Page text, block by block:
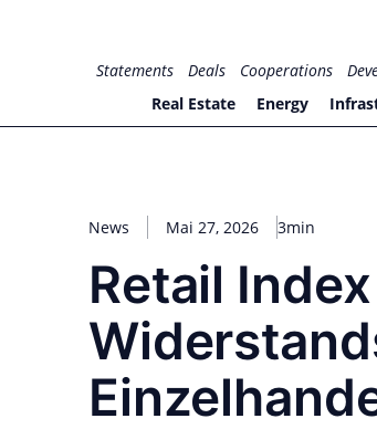
for PHYSIC ASSETS
Statements Deals Cooperations
Real Estate
Energy
News Mai 27, 2026 3min
Retail